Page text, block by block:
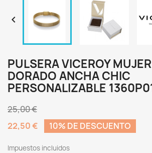

PULSERA VICEROY
DORADO ANCHA CHIC
PERSONALIZABLE
25,00 €
22,50 €
10% DE DESCUENTO
Impuestos incluidos